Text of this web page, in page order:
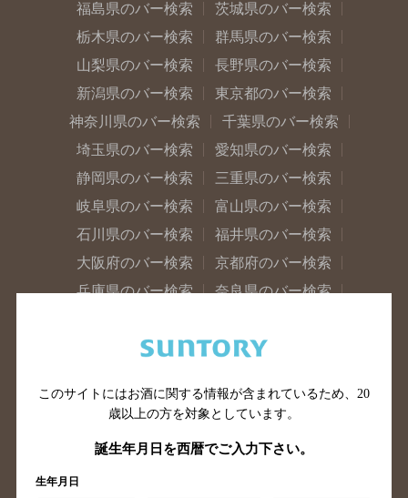
福島県のバー検索
茨城県のバー検索
栃木県のバー検索
群馬県のバー検索
山梨県のバー検索
長野県のバー検索
新潟県のバー検索
東京都のバー検索
神奈川県のバー検索
千葉県のバー検索
埼玉県のバー検索
愛知県のバー検索
静岡県のバー検索
三重県のバー検索
岐阜県のバー検索
富山県のバー検索
石川県のバー検索
福井県のバー検索
大阪府のバー検索
京都府のバー検索
兵庫県のバー検索
奈良県のバー検索
広島県のバー検索
岡山県のバー検索
島根県のバー検索
徳島県のバー検索
高知県のバー検索
福岡県のバー検索
長崎県のバー検索
このサイトにはお酒に関する情報が含まれているため、 20
歳以上の方を対象としています。
誕生年月日を西暦でご入力下さい。
生年月日